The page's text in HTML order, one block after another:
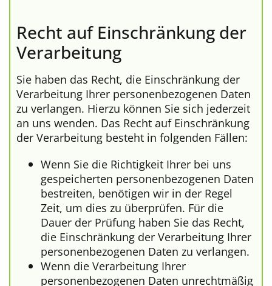
Recht auf Einschränkung der
Verarbeitung
Sie haben das Recht, die Einschränkung der
Verarbeitung Ihrer personenbezogenen Daten
zu verlangen. Hierzu können Sie sich jederzeit
an uns wenden. Das Recht auf Einschränkung
der Verarbeitung besteht in folgenden Fällen:
Wenn Sie die Richtigkeit Ihrer bei uns
gespeicherten personenbezogenen Daten
bestreiten, benötigen wir in der Regel
Zeit, um dies zu überprüfen. Für die
Dauer der Prüfung haben Sie das Recht,
die Einschränkung der Verarbeitung Ihrer
personenbezogenen Daten zu verlangen.
Wenn die Verarbeitung Ihrer
personenbezogenen Daten unrechtmäßig